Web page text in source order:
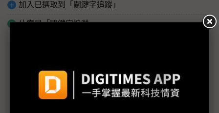
加入已選取到「關鍵字追蹤」
什麼是「關鍵字追蹤」
黃彥男接掌數位部 業界部分看好、部分觀望
資安人士樂觀看待新數位部長上任 修法、打詐刻不